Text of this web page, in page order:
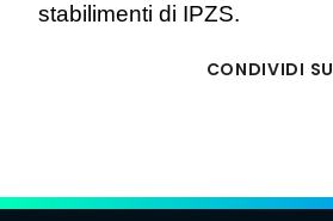
stabilimenti di IPZS.
CONDIVIDI SU